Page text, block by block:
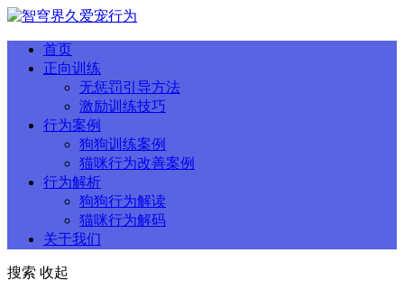
首页
正向训练
无惩罚引导方法
激励训练技巧
行为案例
狗狗训练案例
猫咪行为改善案例
行为解析
狗狗行为解读
猫咪行为解码
关于我们
搜索 收起